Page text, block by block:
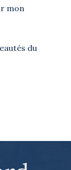
mon
du